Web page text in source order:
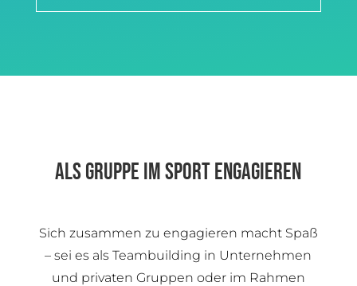
ALS GRUPPE IM SPORT ENGAGIEREN
Sich zusammen zu engagieren macht Spaß
– sei es als Teambuilding in Unternehmen
und privaten Gruppen oder im Rahmen